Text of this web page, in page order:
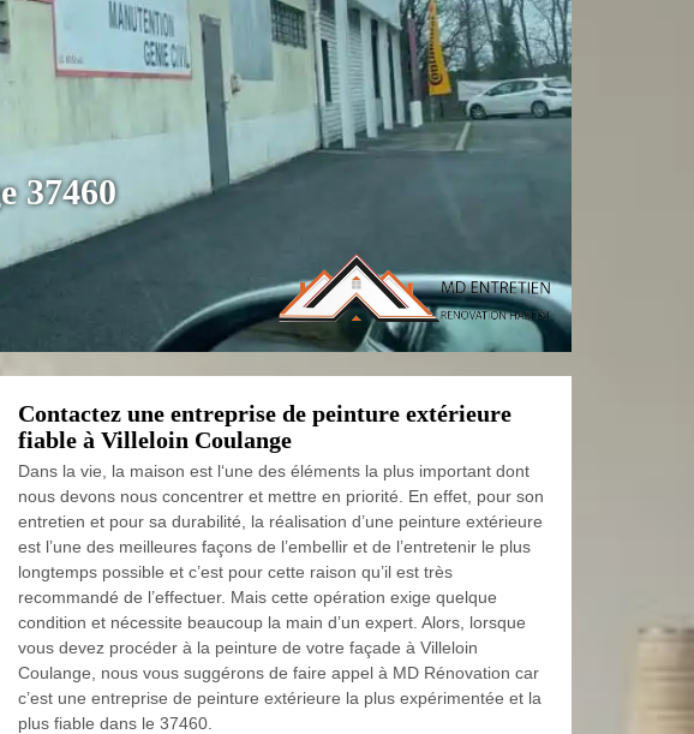
37460
Contactez une entreprise de peinture extérieure
fiable à Villeloin Coulange
Dans la vie, la maison est l‘une des éléments la plus important dont
nous devons nous concentrer et mettre en priorité. En effet, pour son
entretien et pour sa durabilité, la réalisation d’une peinture extérieure
est l’une des meilleures façons de l’embellir et de l’entretenir le plus
longtemps possible et c’est pour cette raison qu’il est très
recommandé de l’effectuer. Mais cette opération exige quelque
condition et nécessite beaucoup la main d’un expert. Alors, lorsque
vous devez procéder à la peinture de votre façade à Villeloin
Coulange, nous vous suggérons de faire appel à MD Rénovation car
c’est une entreprise de peinture extérieure la plus expérimentée et la
plus fiable dans le 37460.